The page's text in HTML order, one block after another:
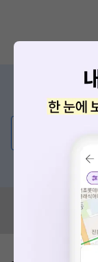
증상/
혹은, 의
혹시 잘못된
모두닥 팀에 알